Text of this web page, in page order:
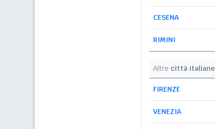
CESENA
RIMINI
Altre città italiane
FIRENZE
VENEZIA